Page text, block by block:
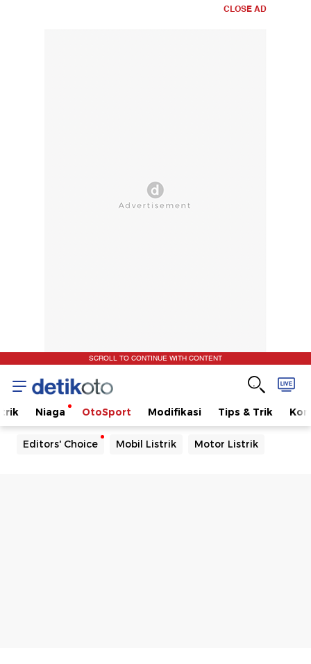
CLOSE AD
SCROLL TO CONTINUE WITH CONTENT
Niaga OtoSport Modifikasi Tips & Trik
Editors' Choice Mobil Listrik Motor Listrik